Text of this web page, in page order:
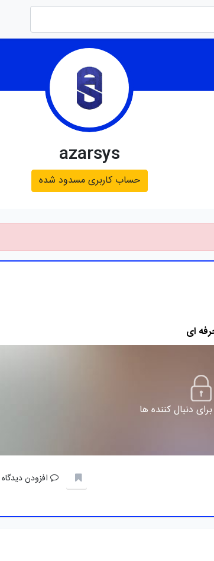
azarsys
حساب کاربری مسدود شده
دنبال کننده ها
افزودن دیدگاه